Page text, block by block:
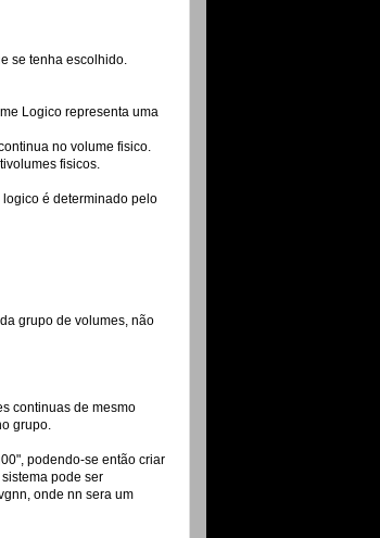
se tenha escolhido.
Logico representa uma
no volume fisico.
fisicos.
é determinado pelo
grupo de volumes, não
continuas de mesmo
grupo.
podendo-se então criar
pode ser
onde nn sera um